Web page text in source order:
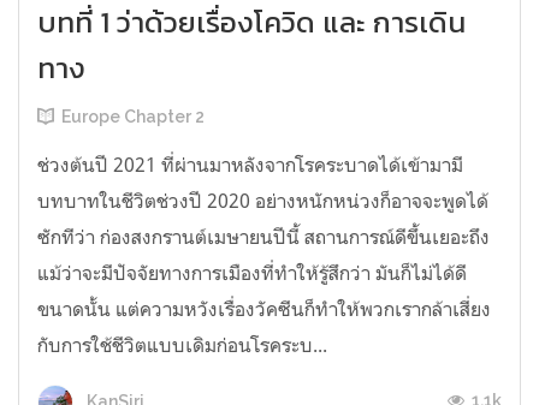
บทที่ 1 ว่าด้วยเรื่องโควิด และ การเดิน
ทาง
Europe Chapter 2
ช่วงต้นปี 2021 ที่ผ่านมาหลังจากโรคระบาดได้เข้ามามี
บทบาทในชีวิตช่วงปี 2020 อย่างหนักหน่วงก็อาจจะพูดได้
ซักทีว่า ก่องสงกรานต์เมษายนปีนี้ สถานการณ์ดีขึ้นเยอะถึง
แม้ว่าจะมีปัจจัยทางการเมืองที่ทำให้รู้สึกว่า มันก็ไม่ได้ดี
ขนาดนั้น แต่ความหวังเรื่องวัคซีนก็ทำให้พวกเรากล้าเสี่ยง
กับการใช้ชีวิตแบบเดิมก่อนโรคระบ...
1.1k